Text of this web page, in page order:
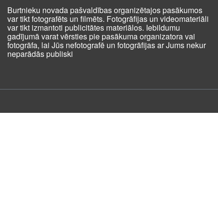
Burtnieku novada pašvaldības organizētajos pasākumos
var tikt fotografēts un filmēts. Fotogrāfijas un videomateriāli
var tikt izmantoti publicitātes materiālos. Iebildumu
gadījumā varat vērsties pie pasākuma organizatora vai
fotogrāfa, lai Jūs nefotografē un fotogrāfijas ar Jums nekur
neparādās publiski